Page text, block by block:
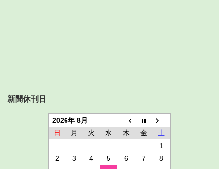
新聞休刊日
2026年 8月
日
月 火 水 木 金
土
1
2
3 4 5 6 7
8